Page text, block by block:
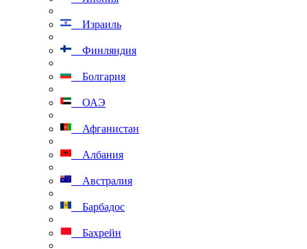
Израиль
Финляндия
Болгария
ОАЭ
Афганистан
Албания
Австралия
Барбадос
Бахрейн